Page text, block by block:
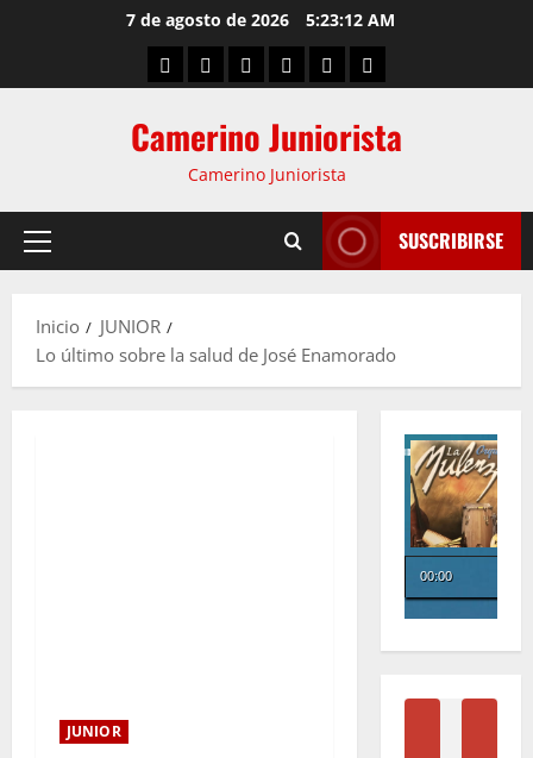
7 de agosto de 2026 5:23:13 AM
Camerino Juniorista
Camerino Juniorista
SUSCRIBIRSE
Inicio
JUNIOR
Lo último sobre la salud de José Enamorado
JUNIOR